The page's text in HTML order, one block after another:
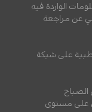
الواردة فيه
عن مراجعة
على شبكة
على مستوى